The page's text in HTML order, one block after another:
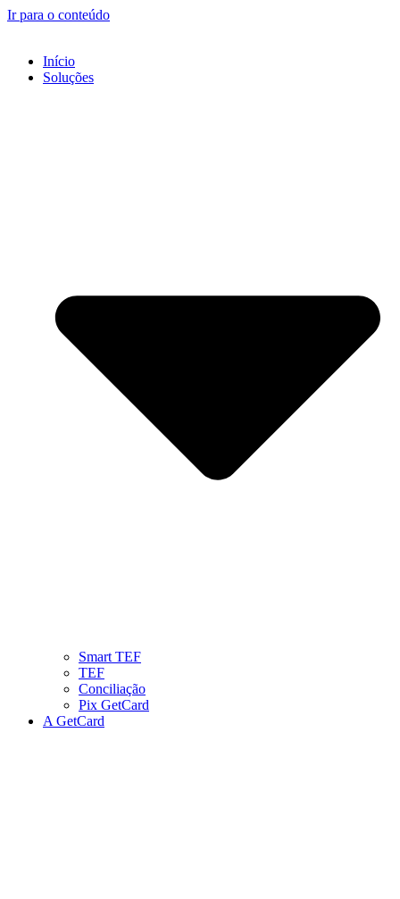
Ir para o conteúdo
Início
Soluções
Smart TEF
TEF
Conciliação
Pix GetCard
A GetCard